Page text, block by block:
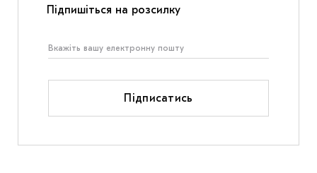
Підпишіться на розсилку
Підписатись